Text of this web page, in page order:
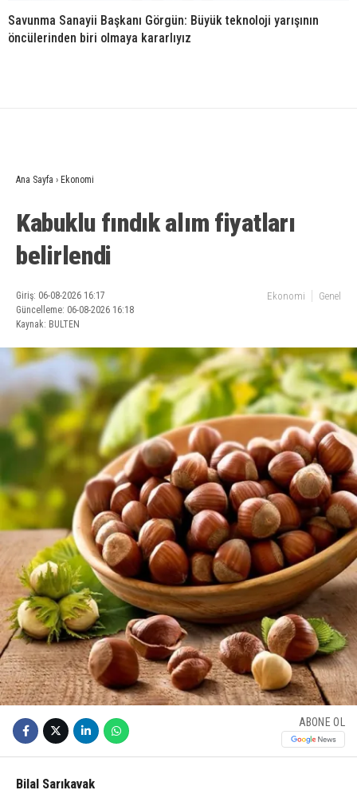
Savunma Sanayii Başkanı Görgün: Büyük teknoloji yarışının
öncülerinden biri olmaya kararlıyız
Ana Sayfa › Ekonomi
Kabuklu fındık alım fiyatları
belirlendi
Giriş: 06-08-2026 16:17
Güncelleme: 06-08-2026 16:18
Kaynak: BULTEN
Ekonomi Genel
ABONE OL
Bilal Sarıkavak